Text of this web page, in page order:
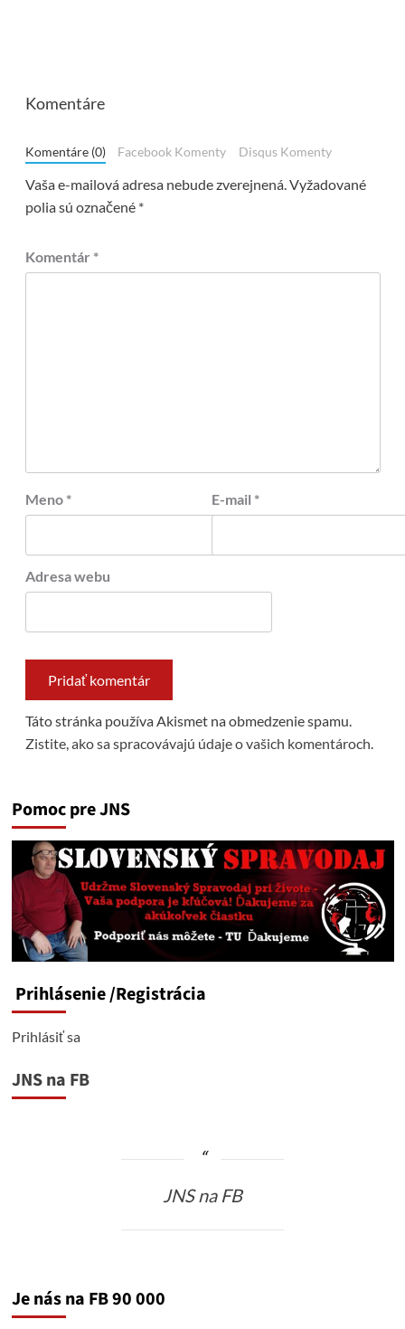
Komentáre
Komentáre (0) Facebook Komenty Disqus Komenty
Vaša e-mailová adresa nebude zverejnená.Vyžadované
polia sú označené *
Komentár *
Meno * E-mail *
Adresa webu
Táto stránka používa Akismet na obmedzenie spamu.
Zistite, ako sa spracovávajú údaje o vašich komentároch.
Pomoc pre JNS
Prihlásenie/Registrácia
Prihlásiť sa
JNS na FB
JNS na FB
Je nás na FB 90 000